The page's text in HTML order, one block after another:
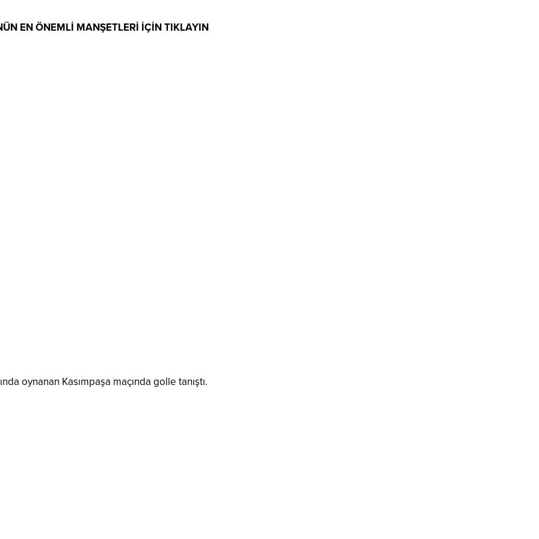
EN ÖNEMLİ MANŞETLERİ İÇİN TIKLAYIN
oynanan Kasımpaşa maçında golle tanıştı.